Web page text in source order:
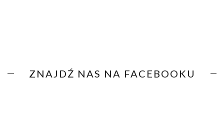
ZNAJDŹ NAS NA FACEBOOKU